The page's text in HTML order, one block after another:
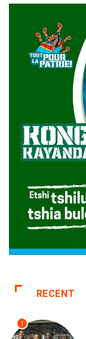
RECENT
1